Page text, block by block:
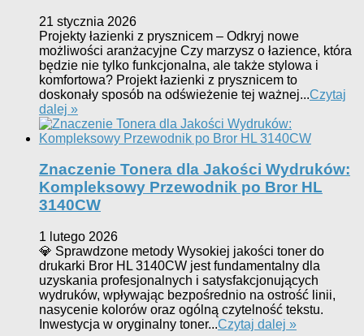
21 stycznia 2026
Projekty łazienki z prysznicem – Odkryj nowe
możliwości aranżacyjne Czy marzysz o łazience, która
będzie nie tylko funkcjonalna, ale także stylowa i
komfortowa? Projekt łazienki z prysznicem to
doskonały sposób na odświeżenie tej ważnej...Czytaj
dalej »
Znaczenie Tonera dla Jakości Wydruków:
Kompleksowy Przewodnik po Bror HL
3140CW
1 lutego 2026
💎 Sprawdzone metody Wysokiej jakości toner do
drukarki Bror HL 3140CW jest fundamentalny dla
uzyskania profesjonalnych i satysfakcjonujących
wydruków, wpływając bezpośrednio na ostrość linii,
nasycenie kolorów oraz ogólną czytelność tekstu.
Inwestycja w oryginalny toner...Czytaj dalej »